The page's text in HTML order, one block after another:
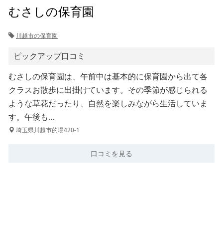
むさしの保育園
川越市の保育園
ピックアップ口コミ
むさしの保育園は、午前中は基本的に保育園から出て各
クラスお散歩に出掛けています。その季節が感じられる
ような草花だったり、自然を楽しみながら生活していま
す。午後も…
埼玉県川越市的場420-1
口コミを見る